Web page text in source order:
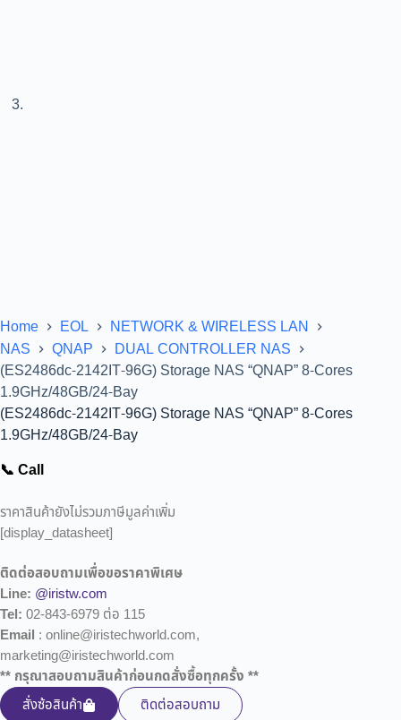
Home EOL
NETWORK & WIRELESS LAN
NAS
QNAP
DUAL CONTROLLER NAS
(ES2486dc-2142IT-96G) Storage NAS “QNAP” 8-Cores
1.9GHz/48GB/24-Bay
(ES2486dc-2142IT-96G) Storage NAS “QNAP” 8-Cores
1.9GHz/48GB/24-Bay
📞 Call
ราคาสินค้ายังไม่รวมภาษีมูลค่าเพิ่ม
[display_datasheet]
ติดต่อสอบถามเพื่อขอราคาพิเศษ
Line: @iristw.com
Tel: 02-843-6979 ต่อ 115
Email : online@iristechworld.com,
marketing@iristechworld.com
** กรุณาสอบถามสินค้าก่อนกดสั่งซื้อทุกครั้ง **
สั่งซ้อสินค้า
ติดต่อสอบถาม